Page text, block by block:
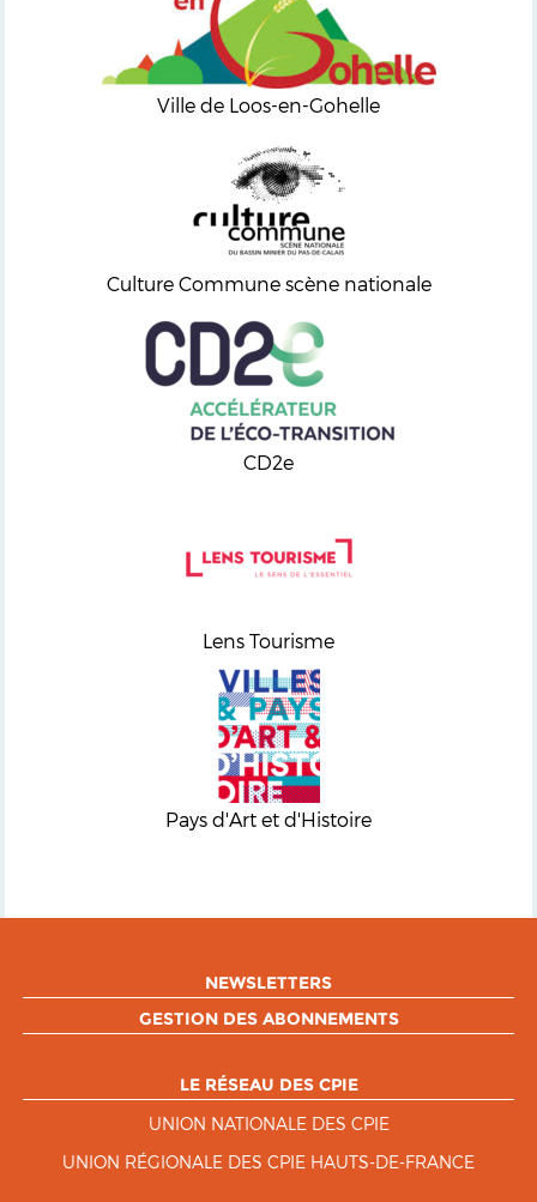
Ville de Loos-en-Gohelle
Culture Commune scène nationale
CD2e
Lens Tourisme
Pays d'Art et d'Histoire
NEWSLETTERS
GESTION DES ABONNEMENTS
LE RÉSEAU DES CPIE
UNION NATIONALE DES CPIE
UNION RÉGIONALE DES CPIE HAUTS-DE-FRANCE